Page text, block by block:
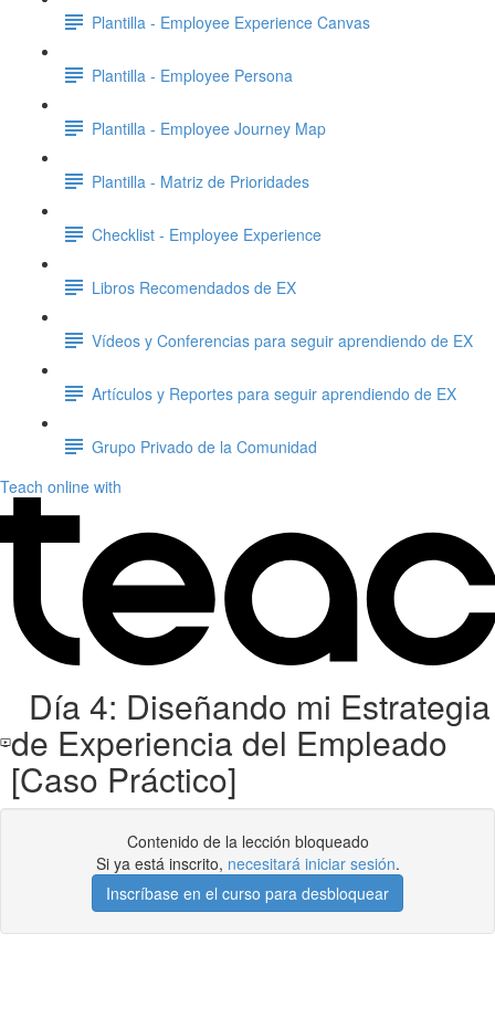
Plantilla - Employee Experience Canvas
Plantilla - Employee Persona
Plantilla - Employee Journey Map
Plantilla - Matriz de Prioridades
Checklist - Employee Experience
Libros Recomendados de EX
Vídeos y Conferencias para seguir aprendiendo de EX
Artículos y Reportes para seguir aprendiendo de EX
Grupo Privado de la Comunidad
Teach online with
Día 4: Diseñando mi Estrategia
de Experiencia del Empleado
[Caso Práctico]
Contenido de la lección bloqueado
Si ya está inscrito, necesitará iniciar sesión.
Inscríbase en el curso para desbloquear